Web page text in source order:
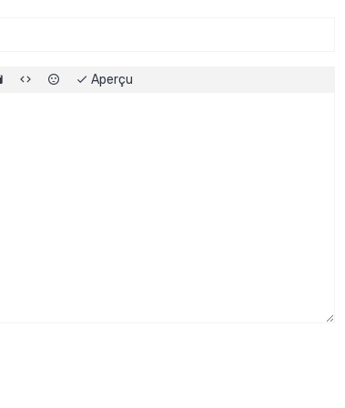
Aperçu